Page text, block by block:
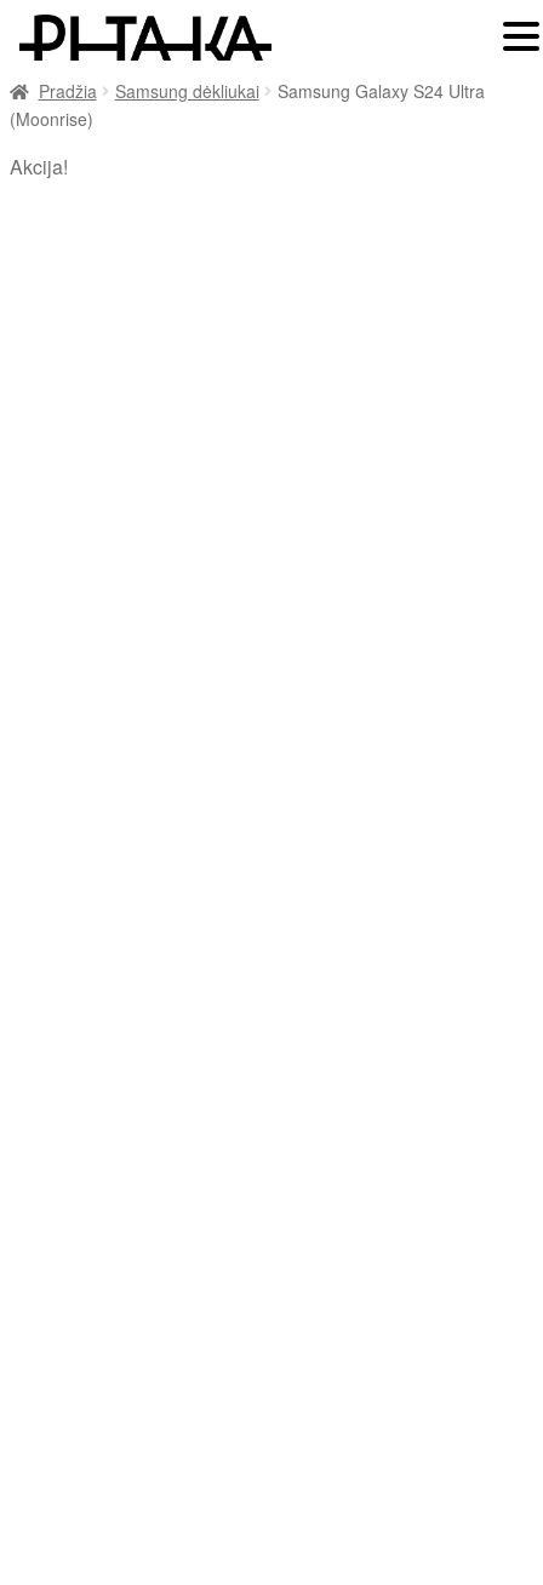
Pradžia Samsung dėkliukai
Samsung Galaxy S24 Ultra
(Moonrise)
Akcija!